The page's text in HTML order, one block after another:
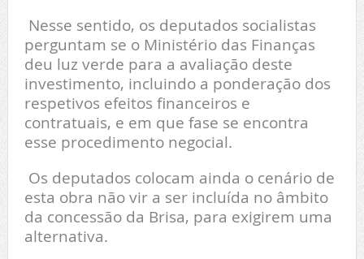
Nesse sentido, os deputados socialistas
perguntam se o Ministério das Finanças
deu luz verde para a avaliação deste
investimento, incluindo a ponderação dos
respetivos efeitos financeiros e
contratuais, e em que fase se encontra
esse procedimento negocial.
Os deputados colocam ainda o cenário de
esta obra não vir a ser incluída no âmbito
da concessão da Brisa, para exigirem uma
alternativa.